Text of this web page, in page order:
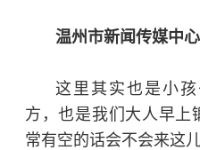
温州市新闻传媒中
这里其实也是小
方，也是我们大人早上
常有空的话会不会来这